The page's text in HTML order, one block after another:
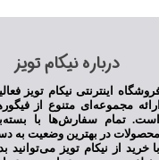
​درباره نیکام تویز
مجموعه‌ای متنوع از
تمام سفارش‌ها با
در بهترین وضعیت به
خرید از نیکام تویز